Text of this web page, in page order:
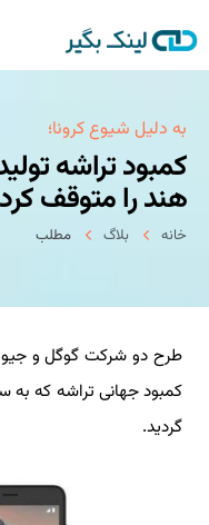
خانه
بکلینک
رپورتاژآگهی
خدمات ما
درباره ما
آموزش
به دلیل شیوع كرونا؛
کمبود تراشه
هند را متوقف کرد
خانه بلاگ مطلب
طرح دو شرکت گوگل و جیو
کمبود جهانی تراشه که
گردید.